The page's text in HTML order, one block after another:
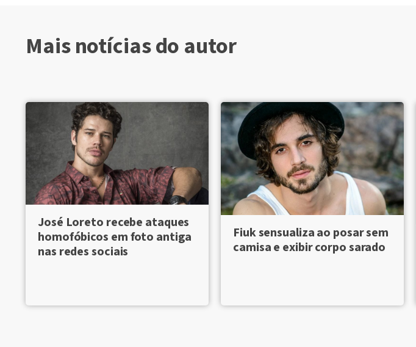
Mais notícias do autor
José Loreto recebe ataques
homofóbicos em foto antiga
nas redes sociais
Fiuk sensualiza ao posar sem
camisa e exibir corpo sarado